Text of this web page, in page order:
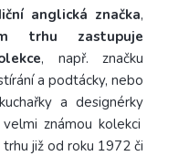
anglická značka,
trhu zastupuje
, např. značku
a podtácky, nebo
a designérky
známou kolekci
trhu již od roku 1972 či